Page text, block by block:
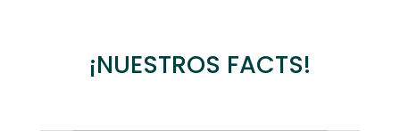
¡NUESTROS FACTS!